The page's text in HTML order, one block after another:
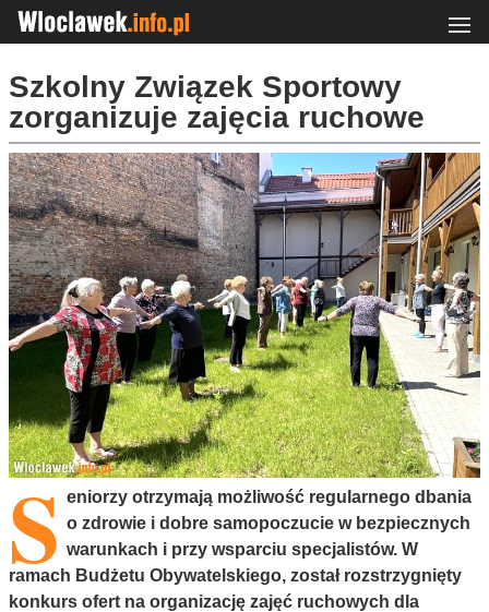
Szkolny Związek Sportowy
zorganizuje zajęcia ruchowe
S eniorzy otrzymają możliwość regularnego dbania
o zdrowie i dobre samopoczucie w bezpiecznych
warunkach i przy wsparciu specjalistów. W
ramach Budżetu Obywatelskiego, został rozstrzygnięty
konkurs ofert na organizację zajęć ruchowych dla